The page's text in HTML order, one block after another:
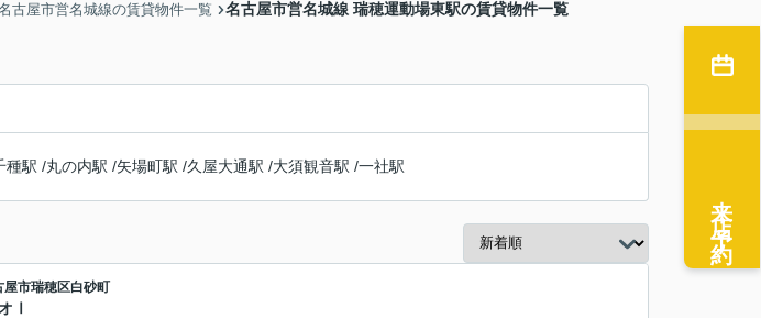
古屋市営名城線の賃貸物件一覧 名古屋市営名城線 瑞穂運動場東駅の賃貸物件一覧
種駅 /丸の内駅 /矢場町駅 /久屋大通駅 /大須観音駅 /一社駅
屋市瑞穂区白砂町
Ⅰ
来店予約